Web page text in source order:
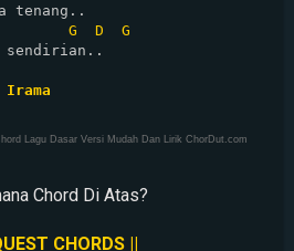
tenang..
G D
G
sendirian..
Irama
Lagu Dasar Versi Mudah Dan Lirik ChorDut.com
Chord Di Atas?
CHORDS ||